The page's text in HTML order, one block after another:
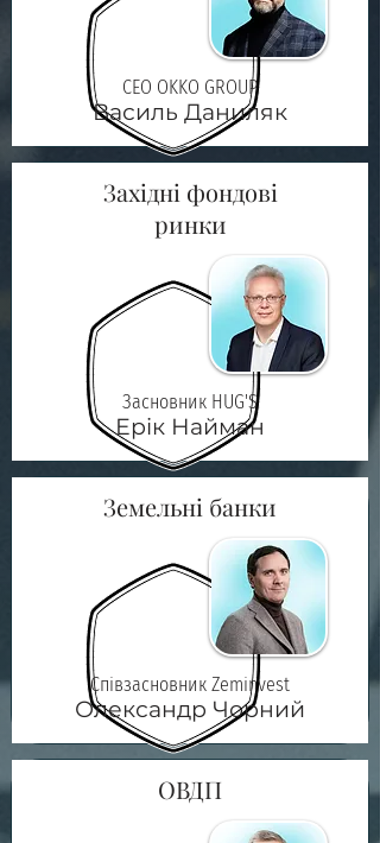
СЕО OKKO GROUP
Василь Даниляк
Західні фондові
ринки
Засновник HUG'S
Ерік Найман
Земельні банки
Співзасновник Zeminvest
Олександр Чорний
ОВДП